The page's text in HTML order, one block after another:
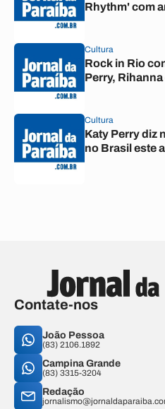
Rhythm' com
Cultura
Rock in Rio
Perry,
Cultura
Katy Perry diz
no Brasil este
Contate-nos
João Pessoa
(83) 2106.1892
Campina Grande
(83) 3315-3204
Redação